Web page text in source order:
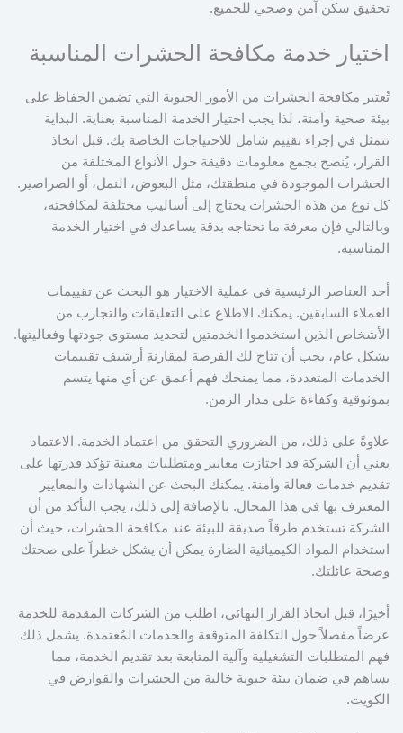
تحقيق سكن آمن وصحي للجميع.
اختيار خدمة مكافحة الحشرات المناسبة
تُعتبر مكافحة الحشرات من الأمور الحيوية التي تضمن الحفاظ على
بيئة صحية وآمنة، لذا يجب اختيار الخدمة المناسبة بعناية. البداية
تتمثل في إجراء تقييم شامل للاحتياجات الخاصة بك. قبل اتخاذ
القرار، يُنصح بجمع معلومات دقيقة حول الأنواع المختلفة من
الحشرات الموجودة في منطقتك، مثل البعوض، النمل، أو الصراصير.
كل نوع من هذه الحشرات يحتاج إلى أساليب مختلفة لمكافحته،
وبالتالي فإن معرفة ما تحتاجه بدقة يساعدك في اختيار الخدمة
المناسبة.
أحد العناصر الرئيسية في عملية الاختيار هو البحث عن تقييمات
العملاء السابقين. يمكنك الاطلاع على التعليقات والتجارب من
الأشخاص الذين استخدموا الخدمتين لتحديد مستوى جودتها وفعاليتها.
بشكل عام، يجب أن تتاح لك الفرصة لمقارنة أرشيف تقييمات
الخدمات المتعددة، مما يمنحك فهم أعمق عن أي منها يتسم
بموثوقية وكفاءة على مدار الزمن.
علاوةً على ذلك، من الضروري التحقق من اعتماد الخدمة. الاعتماد
يعني أن الشركة قد اجتازت معايير ومتطلبات معينة تؤكد قدرتها على
تقديم خدمات فعالة وآمنة. يمكنك البحث عن الشهادات والمعايير
المعترف بها في هذا المجال. بالإضافة إلى ذلك، يجب التأكد من أن
الشركة تستخدم طرقاً صديقة للبيئة عند مكافحة الحشرات، حيث أن
استخدام المواد الكيميائية الضارة يمكن أن يشكل خطراً على صحتك
وصحة عائلتك.
أخيرًا، قبل اتخاذ القرار النهائي، اطلب من الشركات المقدمة للخدمة
عرضاً مفصلاً حول التكلفة المتوقعة والخدمات المٌعتمدة. يشمل ذلك
فهم المتطلبات التشغيلية وآلية المتابعة بعد تقديم الخدمة، مما
يساهم في ضمان بيئة حيوية خالية من الحشرات والقوارض في
الكويت.